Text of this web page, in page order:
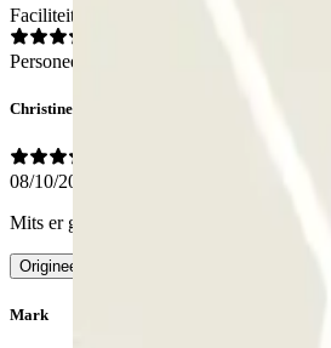
Faciliteiten
Personeel
Christine
08/10/2025
Mits er geen fouten worden gemaakt in
Origineel bekijken
Mark